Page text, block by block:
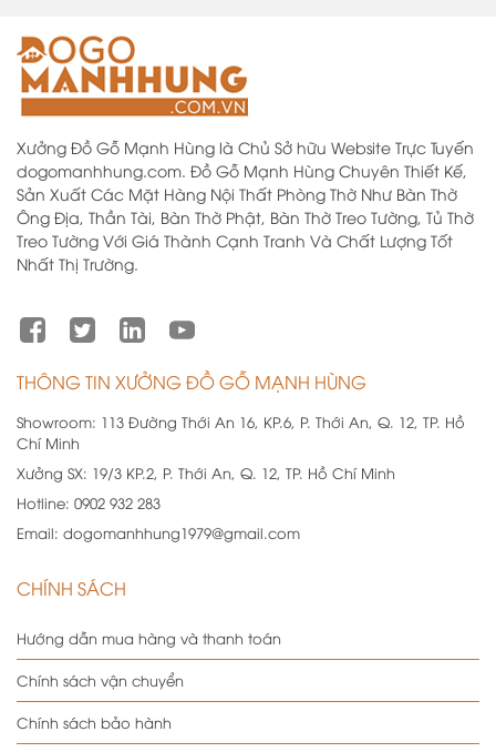
Xưởng Đồ Gỗ Mạnh Hùng là Chủ Sở hữu Website Trực Tuyến
dogomanhhung.com. Đồ Gỗ Mạnh Hùng Chuyên Thiết Kế,
Sản Xuất Các Mặt Hàng Nội Thất Phòng Thờ Như Bàn Thờ
Ông Địa, Thần Tài, Bàn Thờ Phật, Bàn Thờ Treo Tường, Tủ Thờ
Treo Tường Với Giá Thành Cạnh Tranh Và Chất Lượng Tốt
Nhất Thị Trường.
THÔNG TIN XƯỞNG ĐỒ GỖ MẠNH HÙNG
Showroom: 113 Đường Thới An 16, KP.6, P. Thới An, Q. 12, TP. Hồ
Chí Minh
Xưởng SX: 19/3 KP.2, P. Thới An, Q. 12, TP. Hồ Chí Minh
Hotline: 0902 932 283
Email: dogomanhhung1979@gmail.com
CHÍNH SÁCH
Hướng dẫn mua hàng và thanh toán
Chính sách vận chuyển
Chính sách bảo hành